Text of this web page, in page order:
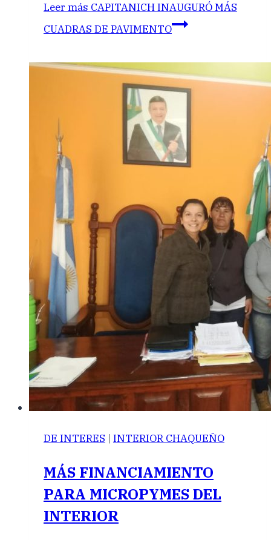
Leer más CAPITANICH INAUGURÓ MÁS
CUADRAS DE PAVIMENTO
DE INTERES | INTERIOR CHAQUEÑO
MÁS FINANCIAMIENTO
PARA MICROPYMES DEL
INTERIOR